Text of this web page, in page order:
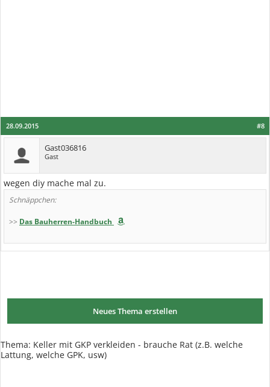
#8
28.09.2015
Gast036816
Gast
wegen diy mache mal zu.
Schnäppchen:
>> Das Bauherren-Handbuch
Neues Thema erstellen
Thema: Keller mit GKP verkleiden - brauche Rat (z.B. welche
Lattung, welche GPK, usw)